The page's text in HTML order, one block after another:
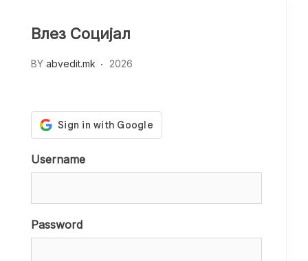
Влез Социјал
BY abvedit.mk 2026
Username
Password